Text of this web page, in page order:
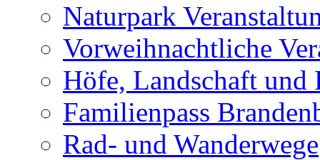
Naturpark
Vorweihnachtliche
Höfe, Landschaft und
Familienpass
Rad- und Wanderwege